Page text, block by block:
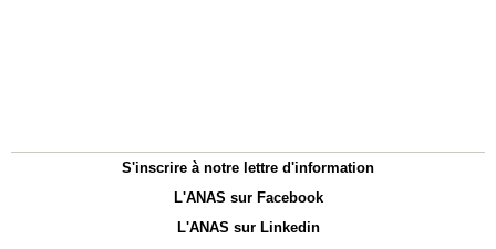
S'inscrire à notre lettre d'information
L'ANAS sur Facebook
L'ANAS sur Linkedin